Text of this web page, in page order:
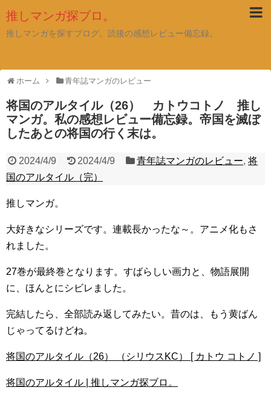
推しマンガ探ブロ。
推しマンガを探すブログ。読後の感想レビュー備忘録。
ホーム 青年誌マンガのレビュー
将国のアルタイル（26） カトウコトノ 推し
マンガ。私の感想レビュー備忘録。帝国を滅ぼ
したあとの将国の行く末は。
2024/4/9 2024/4/9 青年誌マンガのレビュー,将
国のアルタイル（完）
推しマンガ。
大好きなシリーズです。連載長かったな～。アニメ化もさ
れました。
27巻が最終巻となります。すばらしい画力と、物語展開
に、ほんとにシビレました。
完結したら、全部読み返してみたい。昔のは、もう黄ばん
じゃってるけどね。
将国のアルタイル（26） （シリウスKC） [ カトウ コトノ ]
将国のアルタイル | 推しマンガ探ブロ。